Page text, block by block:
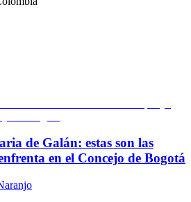
de Galán: estas son las
en el Concejo de Bogotá